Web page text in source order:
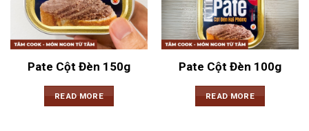
Pate Cột Đèn 150g
READ MORE
Pate Cột Đèn 100g
READ MORE